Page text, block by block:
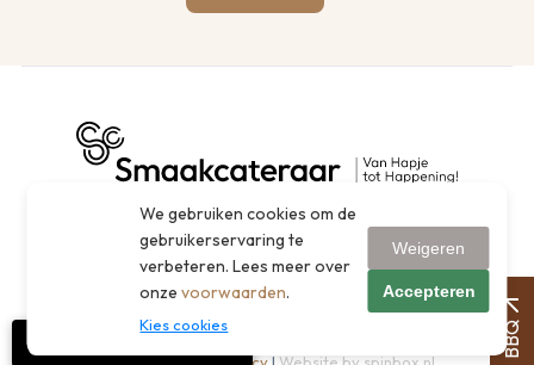
BBQ
Smaakcateraar B.V. 2026
We gebruiken cookies om de
gebruikerservaring te
verbeteren. Lees meer over
onzevoorwaarden.
Kies cookies
Weigeren
Accepteren